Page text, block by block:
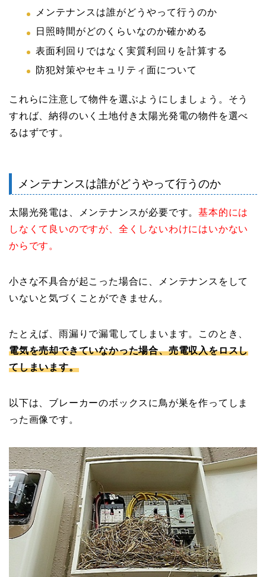
メンテナンスは誰がどうやって行うのか
日照時間がどのくらいなのか確かめる
表面利回りではなく実質利回りを計算する
防犯対策やセキュリティ面について
これらに注意して物件を選ぶようにしましょう。そう
すれば、納得のいく土地付き太陽光発電の物件を選べ
るはずです。
メンテナンスは誰がどうやって行うのか
太陽光発電は、メンテナンスが必要です。基本的には
しなくて良いのですが、全くしないわけにはいかない
からです。
小さな不具合が起こった場合に、メンテナンスをして
いないと気づくことができません。
たとえば、雨漏りで漏電してしまいます。このとき、
電気を売却できていなかった場合、売電収入をロスし
てしまいます。
以下は、ブレーカーのボックスに鳥が巣を作ってしま
った画像です。